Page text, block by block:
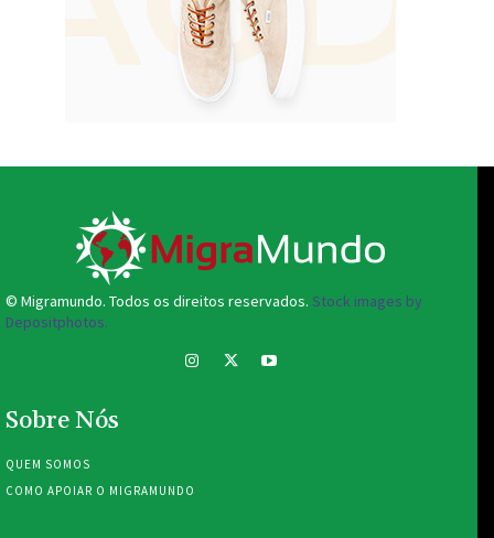
© Migramundo. Todos os direitos reservados. Stock images by
Depositphotos.
Sobre Nós
QUEM SOMOS
COMO APOIAR O MIGRAMUNDO